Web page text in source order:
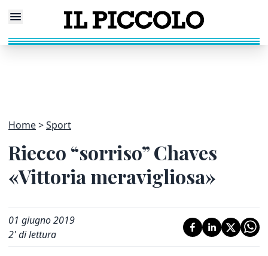
Home Sport
Riecco “sorriso” Chaves
«Vittoria meravigliosa»
01 giugno 2019
2' di lettura